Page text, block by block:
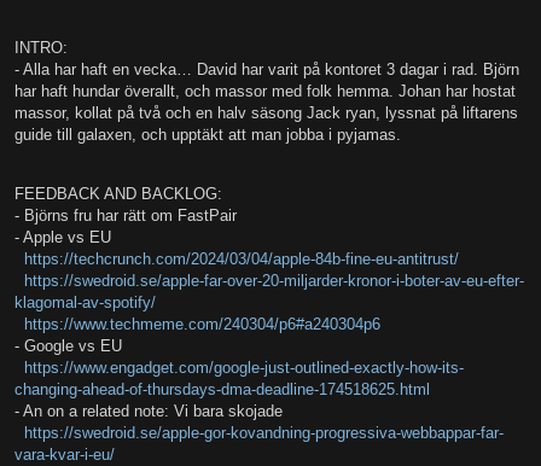
INTRO:
- Alla har haft en vecka… David har varit på kontoret 3 dagar i rad. Björn
har haft hundar överallt, och massor med folk hemma. Johan har hostat
massor, kollat på två och en halv säsong Jack ryan, lyssnat på liftarens
guide till galaxen, och upptäkt att man jobba i pyjamas.
FEEDBACK AND BACKLOG:
- Björns fru har rätt om FastPair
- Apple vs EU
https://techcrunch.com/2024/03/04/apple-84b-fine-eu-antitrust/
https://swedroid.se/apple-far-over-20-miljarder-kronor-i-boter-av-eu-efter-
klagomal-av-spotify/
https://www.techmeme.com/240304/p6#a240304p6
- Google vs EU
https://www.engadget.com/google-just-outlined-exactly-how-its-
changing-ahead-of-thursdays-dma-deadline-174518625.html
- An on a related note: Vi bara skojade
https://swedroid.se/apple-gor-kovandning-progressiva-webbappar-far-
vara-kvar-i-eu/